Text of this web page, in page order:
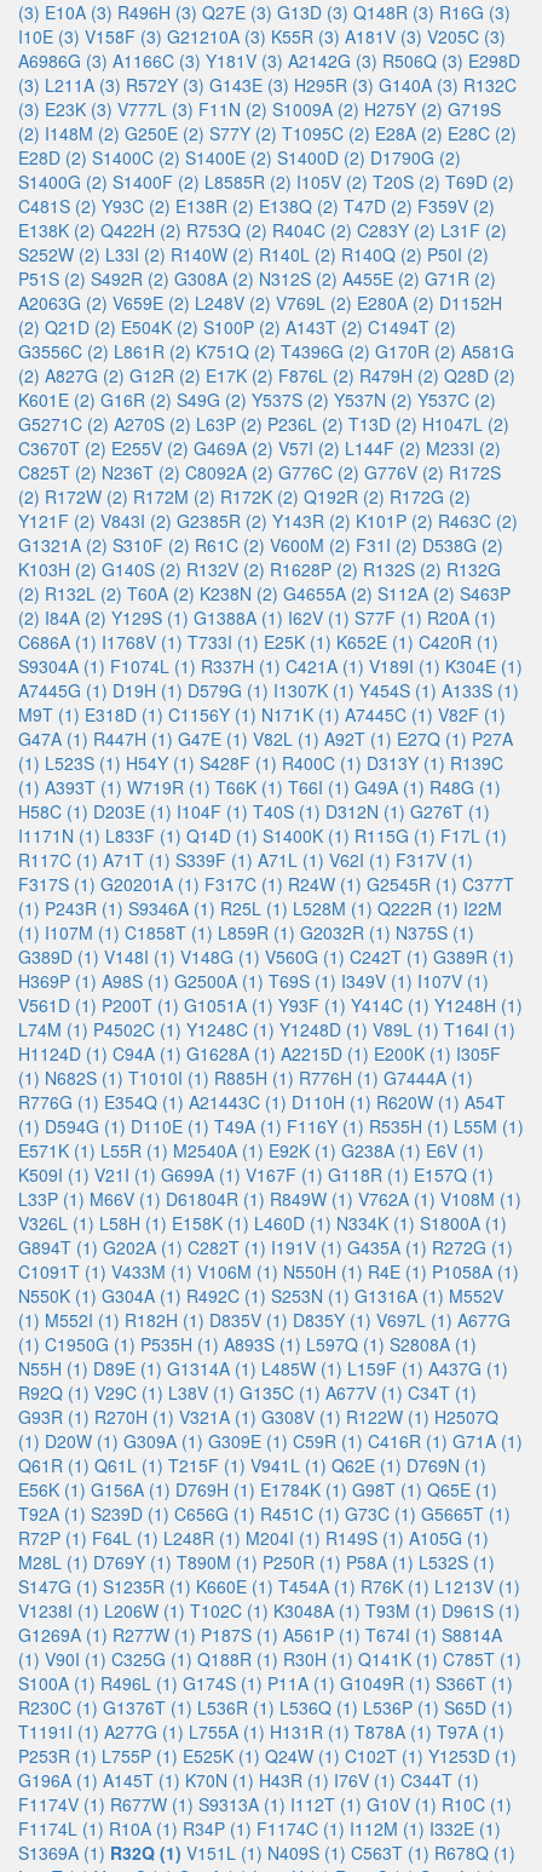
(3) E10A (3) R496H (3) Q27E (3) G13D (3) Q148R (3) R16G (3)
I10E (3) V158F (3) G21210A (3) K55R (3) A181V (3) V205C (3)
A6986G (3) A1166C (3) Y181V (3) A2142G (3) R506Q (3) E298D
(3) L211A (3) R572Y (3) G143E (3) H295R (3) G140A (3) R132C
(3) E23K (3) V777L (3) F11N (2) S1009A (2) H275Y (2) G719S
(2) I148M (2) G250E (2) S77Y (2) T1095C (2) E28A (2) E28C (2)
E28D (2) S1400C (2) S1400E (2) S1400D (2) D1790G (2)
S1400G (2) S1400F (2) L8585R (2) I105V (2) T20S (2) T69D (2)
C481S (2) Y93C (2) E138R (2) E138Q (2) T47D (2) F359V (2)
E138K (2) Q422H (2) R753Q (2) R404C (2) C283Y (2) L31F (2)
S252W (2) L33I (2) R140W (2) R140L (2) R140Q (2) P50I (2)
P51S (2) S492R (2) G308A (2) N312S (2) A455E (2) G71R (2)
A2063G (2) V659E (2) L248V (2) V769L (2) E280A (2) D1152H
(2) Q21D (2) E504K (2) S100P (2) A143T (2) C1494T (2)
G3556C (2) L861R (2) K751Q (2) T4396G (2) G170R (2) A581G
(2) A827G (2) G12R (2) E17K (2) F876L (2) R479H (2) Q28D (2)
K601E (2) G16R (2) S49G (2) Y537S (2) Y537N (2) Y537C (2)
G5271C (2) A270S (2) L63P (2) P236L (2) T13D (2) H1047L (2)
C3670T (2) E255V (2) G469A (2) V57I (2) L144F (2) M233I (2)
C825T (2) N236T (2) C8092A (2) G776C (2) G776V (2) R172S
(2) R172W (2) R172M (2) R172K (2) Q192R (2) R172G (2)
Y121F (2) V843I (2) G2385R (2) Y143R (2) K101P (2) R463C (2)
G1321A (2) S310F (2) R61C (2) V600M (2) F31I (2) D538G (2)
K103H (2) G140S (2) R132V (2) R1628P (2) R132S (2) R132G
(2) R132L (2) T60A (2) K238N (2) G4655A (2) S112A (2) S463P
(2) I84A (2) Y129S (1) G1388A (1) I62V (1) S77F (1) R20A (1)
C686A (1) I1768V (1) T733I (1) E25K (1) K652E (1) C420R (1)
S9304A (1) F1074L (1) R337H (1) C421A (1) V189I (1) K304E (1)
A7445G (1) D19H (1) D579G (1) I1307K (1) Y454S (1) A133S (1)
M9T (1) E318D (1) C1156Y (1) N171K (1) A7445C (1) V82F (1)
G47A (1) R447H (1) G47E (1) V82L (1) A92T (1) E27Q (1) P27A
(1) L523S (1) H54Y (1) S428F (1) R400C (1) D313Y (1) R139C
(1) A393T (1) W719R (1) T66K (1) T66I (1) G49A (1) R48G (1)
H58C (1) D203E (1) I104F (1) T40S (1) D312N (1) G276T (1)
I1171N (1) L833F (1) Q14D (1) S1400K (1) R115G (1) F17L (1)
R117C (1) A71T (1) S339F (1) A71L (1) V62I (1) F317V (1)
F317S (1) G20201A (1) F317C (1) R24W (1) G2545R (1) C377T
(1) P243R (1) S9346A (1) R25L (1) L528M (1) Q222R (1) I22M
(1) I107M (1) C1858T (1) L859R (1) G2032R (1) N375S (1)
G389D (1) V148I (1) V148G (1) V560G (1) C242T (1) G389R (1)
H369P (1) A98S (1) G2500A (1) T69S (1) I349V (1) I107V (1)
V561D (1) P200T (1) G1051A (1) Y93F (1) Y414C (1) Y1248H (1)
L74M (1) P4502C (1) Y1248C (1) Y1248D (1) V89L (1) T164I (1)
H1124D (1) C94A (1) G1628A (1) A2215D (1) E200K (1) I305F
(1) N682S (1) T1010I (1) R885H (1) R776H (1) G7444A (1)
R776G (1) E354Q (1) A21443C (1) D110H (1) R620W (1) A54T
(1) D594G (1) D110E (1) T49A (1) F116Y (1) R535H (1) L55M (1)
E571K (1) L55R (1) M2540A (1) E92K (1) G238A (1) E6V (1)
K509I (1) V21I (1) G699A (1) V167F (1) G118R (1) E157Q (1)
L33P (1) M66V (1) D61804R (1) R849W (1) V762A (1) V108M (1)
V326L (1) L58H (1) E158K (1) L460D (1) N334K (1) S1800A (1)
G894T (1) G202A (1) C282T (1) I191V (1) G435A (1) R272G (1)
C1091T (1) V433M (1) V106M (1) N550H (1) R4E (1) P1058A (1)
N550K (1) G304A (1) R492C (1) S253N (1) G1316A (1) M552V
(1) M552I (1) R182H (1) D835V (1) D835Y (1) V697L (1) A677G
(1) C1950G (1) P535H (1) A893S (1) L597Q (1) S2808A (1)
N55H (1) D89E (1) G1314A (1) L485W (1) L159F (1) A437G (1)
R92Q (1) V29C (1) L38V (1) G135C (1) A677V (1) C34T (1)
G93R (1) R270H (1) V321A (1) G308V (1) R122W (1) H2507Q
(1) D20W (1) G309A (1) G309E (1) C59R (1) C416R (1) G71A (1)
Q61R (1) Q61L (1) T215F (1) V941L (1) Q62E (1) D769N (1)
E56K (1) G156A (1) D769H (1) E1784K (1) G98T (1) Q65E (1)
T92A (1) S239D (1) C656G (1) R451C (1) G73C (1) G5665T (1)
R72P (1) F64L (1) L248R (1) M204I (1) R149S (1) A105G (1)
M28L (1) D769Y (1) T890M (1) P250R (1) P58A (1) L532S (1)
S147G (1) S1235R (1) K660E (1) T454A (1) R76K (1) L1213V (1)
V1238I (1) L206W (1) T102C (1) K3048A (1) T93M (1) D961S (1)
G1269A (1) R277W (1) P187S (1) A561P (1) T674I (1) S8814A
(1) V90I (1) C325G (1) Q188R (1) R30H (1) Q141K (1) C785T (1)
S100A (1) R496L (1) G174S (1) P11A (1) G1049R (1) S366T (1)
R230C (1) G1376T (1) L536R (1) L536Q (1) L536P (1) S65D (1)
T1191I (1) A277G (1) L755A (1) H131R (1) T878A (1) T97A (1)
P253R (1) L755P (1) E525K (1) Q24W (1) C102T (1) Y1253D (1)
G196A (1) A145T (1) K70N (1) H43R (1) I76V (1) C344T (1)
F1174V (1) R677W (1) S9313A (1) I112T (1) G10V (1) R10C (1)
F1174L (1) R10A (1) R34P (1) F1174C (1) I112M (1) I332E (1)
S1369A (1) R32Q (1) V151L (1) N409S (1) C563T (1) R678Q (1)